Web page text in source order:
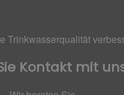
Trinkwasserqualität
Kontakt mit